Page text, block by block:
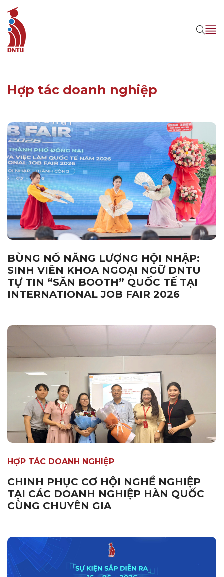
Hợp tác doanh nghiệp
BÙNG NỔ NĂNG LƯỢNG HỘI NHẬP:
SINH VIÊN KHOA NGOẠI NGỮ DNTU
TỰ TIN “SĂN BOOTH” QUỐC TẾ TẠI
INTERNATIONAL JOB FAIR 2026
HỢP TÁC DOANH NGHIỆP
CHINH PHỤC CƠ HỘI NGHỀ NGHIỆP
TẠI CÁC DOANH NGHIỆP HÀN QUỐC
CÙNG CHUYÊN GIA